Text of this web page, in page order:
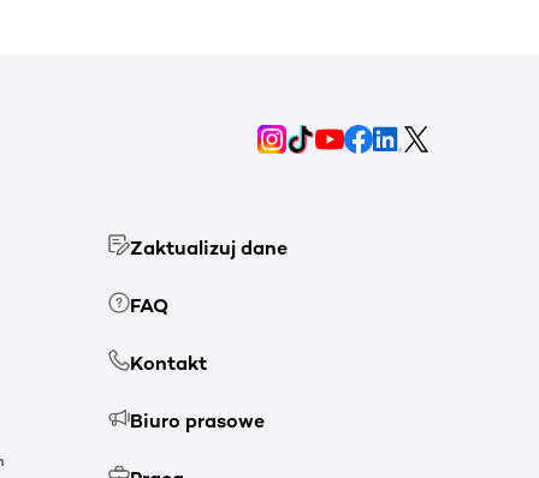
Zaktualizuj dane
FAQ
Kontakt
Biuro prasowe